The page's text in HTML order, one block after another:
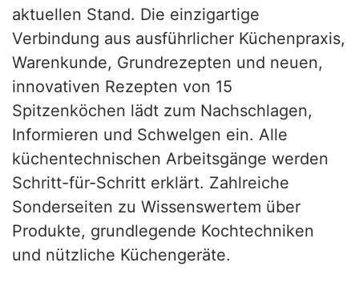
aktuellen Stand. Die einzigartige
Verbindung aus ausführlicher Küchenpraxis,
Warenkunde, Grundrezepten und neuen,
innovativen Rezepten von 15
Spitzenköchen lädt zum Nachschlagen,
Informieren und Schwelgen ein. Alle
küchentechnischen Arbeitsgänge werden
Schritt-für-Schritt erklärt. Zahlreiche
Sonderseiten zu Wissenswertem über
Produkte, grundlegende Kochtechniken
und nützliche Küchengeräte.